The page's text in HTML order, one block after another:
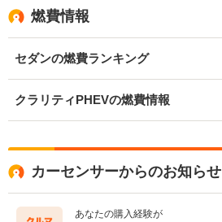
燃費情報
セダンの燃費ランキング
クラリティPHEVの燃費情報
カーセンサーからのお知らせ
あなたの購入経験が